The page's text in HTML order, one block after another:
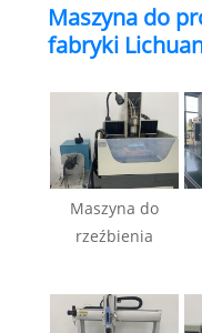
Maszyna do
fabryki
Maszyna do
rzeźbienia